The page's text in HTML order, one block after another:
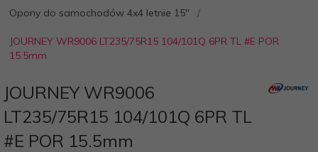
Opony do samochodów 4x4 letnie 15"
JOURNEY WR9006 LT235/75R15 104/101Q 6PR TL #E POR
15.5mm
JOURNEY WR9006
LT235/75R15 104/101Q 6PR TL
#E POR 15.5mm